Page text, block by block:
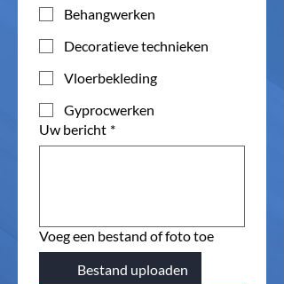
Behangwerken
Decoratieve technieken
Vloerbekleding
Gyprocwerken
Uw bericht *
Voeg een bestand of foto toe
Bestand uploaden